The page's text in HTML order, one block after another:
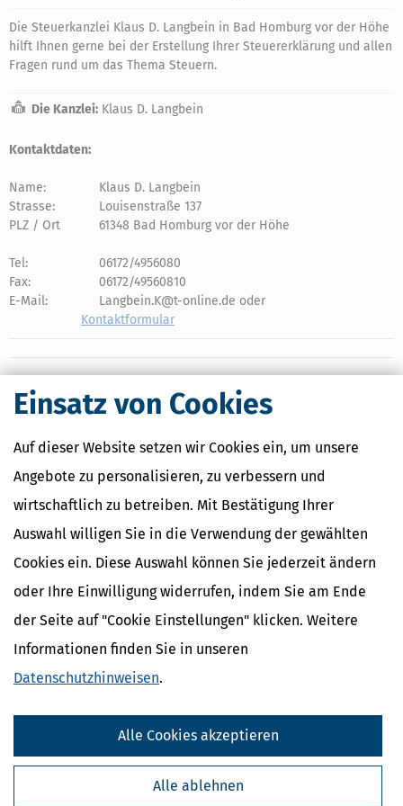
Einsatz von Cookies
Auf dieser Website setzen wir Cookies ein, um unsere
Angebote zu personalisieren, zu verbessern und
wirtschaftlich zu betreiben. Mit Bestätigung Ihrer
Auswahl willigen Sie in die Verwendung der gewählten
Cookies ein. Diese Auswahl können Sie jederzeit ändern
oder Ihre Einwilligung widerrufen, indem Sie am Ende
der Seite auf "Cookie Einstellungen" klicken. Weitere
Informationen finden Sie in unseren
Datenschutzhinweisen.
Alle ablehnen
Alle Cookies akzeptieren
Die Steuerkanzlei Klaus D. Langbein in Bad Homburg vor der Höhe
hilft Ihnen gerne bei der Erstellung Ihrer Steuererklärung und allen
Fragen rund um das Thema Steuern.
Die Kanzlei: Klaus D. Langbein
Kontaktdaten:
Name:
Klaus D. Langbein
Strasse:
Louisenstraße 137
PLZ / Ort
61348 Bad Homburg vor der Höhe
Tel:
06172/4956080
Fax:
06172/49560810
E-Mail:
Langbein.K@t-online.de oder
Kontaktformular